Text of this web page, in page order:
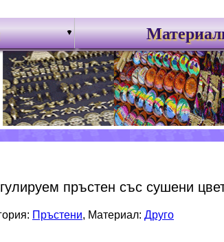
пръстен със сушени
Пръстени, Материал: Друго